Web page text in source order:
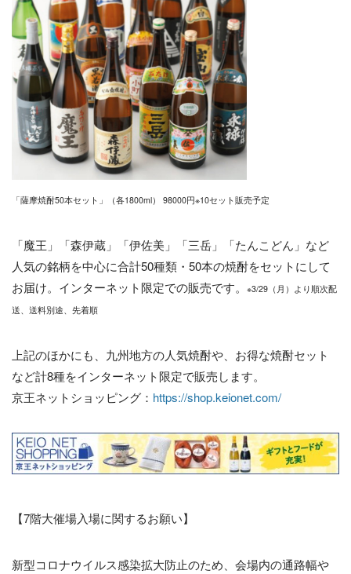
「薩摩焼酎50本セット」（各1800ml） 98000円※10セット販売予定
「魔王」「森伊蔵」「伊佐美」「三岳」「たんこどん」など
人気の銘柄を中心に合計50種類・50本の焼酎をセットにして
お届け。インターネット限定での販売です。
※3/29（月）より順次配
送、送料別途、先着順
上記のほかにも、九州地方の人気焼酎や、お得な焼酎セット
など計8種をインターネット限定で販売します。
京王ネットショッピング： https://shop.keionet.com/
【7階大催場入場に関するお願い】
新型コロナウイルス感染拡大防止のため、会場内の通路幅や